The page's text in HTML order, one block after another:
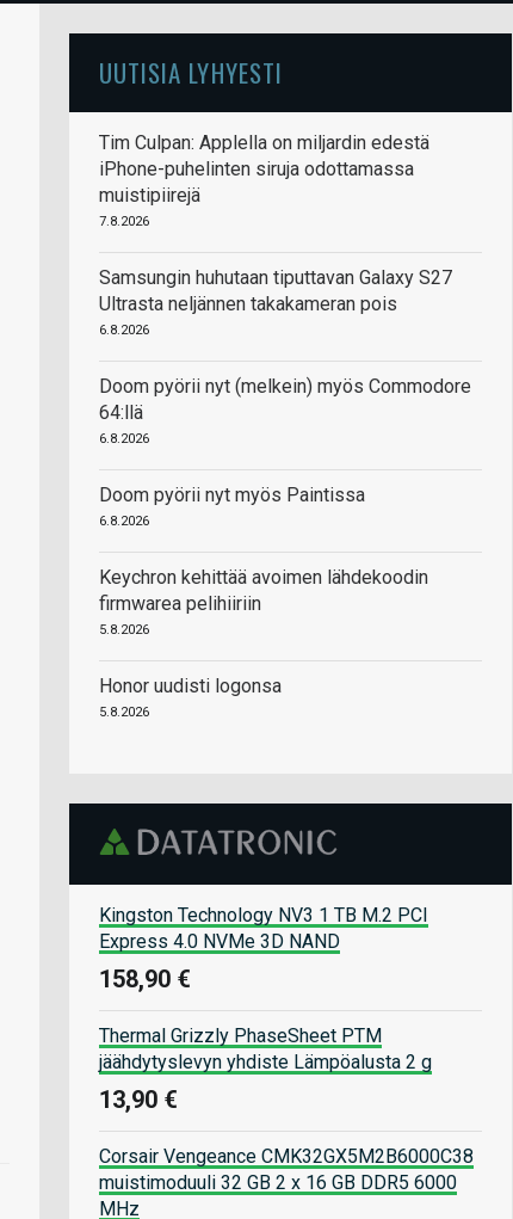
UUTISIA LYHYESTI
Tim Culpan: Applella on miljardin edestä
iPhone-puhelinten siruja odottamassa
muistipiirejä
7.8.2026
Samsungin huhutaan tiputtavan Galaxy S27
Ultrasta neljännen takakameran pois
6.8.2026
Doom pyörii nyt (melkein) myös Commodore
64:llä
6.8.2026
Doom pyörii nyt myös Paintissa
6.8.2026
Keychron kehittää avoimen lähdekoodin
firmwarea pelihiiriin
5.8.2026
Honor uudisti logonsa
5.8.2026
Kingston Technology NV3 1 TB M.2 PCI
Express 4.0 NVMe 3D NAND
158,90 €
Thermal Grizzly PhaseSheet PTM
jäähdytyslevyn yhdiste Lämpöalusta 2 g
13,90 €
Corsair Vengeance CMK32GX5M2B6000C38
muistimoduuli 32 GB 2 x 16 GB DDR5 6000
MHz